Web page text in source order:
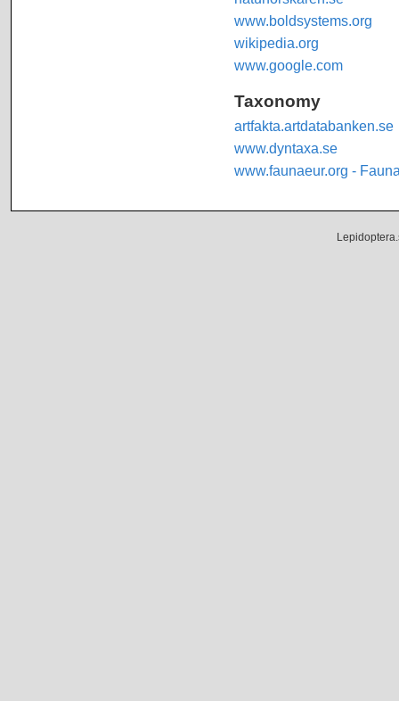
www.boldsystems.org
wikipedia.org
www.google.com
Taxonomy
artfakta.artdatabanken.se
www.dyntaxa.se
www.faunaeur.org -